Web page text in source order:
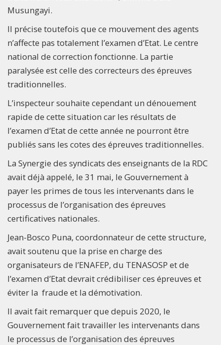
Musungayi.
Il précise toutefois que ce mouvement des agents
n’affecte pas totalement l’examen d’Etat. Le centre
national de correction fonctionne. La partie
paralysée est celle des correcteurs des épreuves
traditionnelles.
L’inspecteur souhaite cependant un dénouement
rapide de cette situation car les résultats de
l’examen d’Etat de cette année ne pourront être
publiés sans les cotes des épreuves traditionnelles.
La Synergie des syndicats des enseignants de la RDC
avait déjà appelé, le 31 mai, le Gouvernement à
payer les primes de tous les intervenants dans le
processus de l’organisation des épreuves
certificatives nationales.
Jean-Bosco Puna, coordonnateur de cette structure,
avait soutenu que la prise en charge des
organisateurs de l’ENAFEP, du TENASOSP et de
l’examen d’Etat devrait crédibiliser ces épreuves et
éviter la fraude et la démotivation.
Il avait fait remarquer que depuis 2020, le
Gouvernement fait travailler les intervenants dans
le processus de l’organisation des épreuves